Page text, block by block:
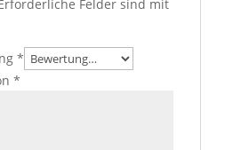
Felder sind mit
*
*